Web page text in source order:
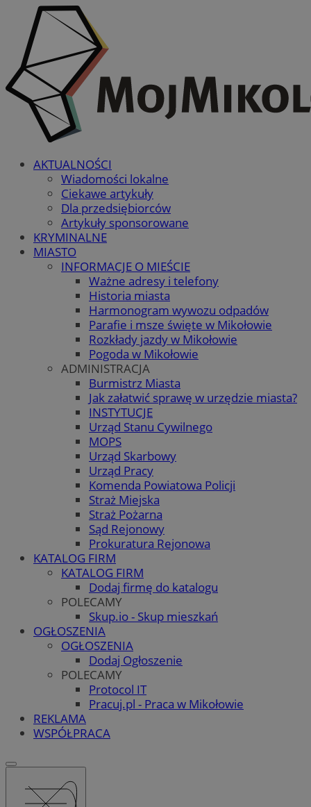
AKTUALNOŚCI
Wiadomości lokalne
Ciekawe artykuły
Dla przedsiębiorców
Artykuły sponsorowane
KRYMINALNE
MIASTO
INFORMACJE O MIEŚCIE
Ważne adresy i telefony
Historia miasta
Harmonogram wywozu odpadów
Parafie i msze święte w Mikołowie
Rozkłady jazdy w Mikołowie
Pogoda w Mikołowie
ADMINISTRACJA
Burmistrz Miasta
Jak załatwić sprawę w urzędzie miasta?
INSTYTUCJE
Urząd Stanu Cywilnego
MOPS
Urząd Skarbowy
Urząd Pracy
Komenda Powiatowa Policji
Straż Miejska
Straż Pożarna
Sąd Rejonowy
Prokuratura Rejonowa
KATALOG FIRM
KATALOG FIRM
Dodaj firmę do katalogu
POLECAMY
Skup.io - Skup mieszkań
OGŁOSZENIA
OGŁOSZENIA
Dodaj Ogłoszenie
POLECAMY
Protocol IT
Pracuj.pl - Praca w Mikołowie
REKLAMA
WSPÓŁPRACA